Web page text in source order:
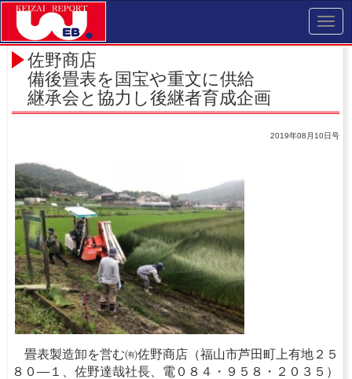
佐野商店
備後畳表を国宝や重文に供給
継承会と協力し後継者育成企画
2019年08月10日号
畳表製造卸を営む㈲佐野商店（福山市芦田町上有地２５
８０―１、佐野達哉社長、電０８４・９５８・２０３５）